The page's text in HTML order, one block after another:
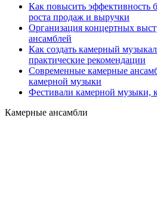
Как повысить эффективность
роста продаж и выручки
Организация концертных
ансамблей
Как создать камерный
практические рекомендации
Современные камерные
камерной музыки
Фестивали камерной музыки,
Камерные ансамбли